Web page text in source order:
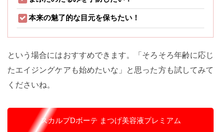
本来の魅了的な目元を保ちたい！
という場合にはおすすめできます。「そろそろ年齢に応じ
たエイジングケアも始めたいな」と思った方も試してみて
くださいね。
スカルプDボーテ まつげ美容液プレミアム